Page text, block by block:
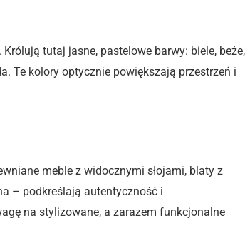
tutaj jasne, pastelowe barwy: biele, beże,
Te kolory optycznie powiększają przestrzeń i
meble z widocznymi słojami, blaty z
– podkreślają autentyczność i
na stylizowane, a zarazem funkcjonalne